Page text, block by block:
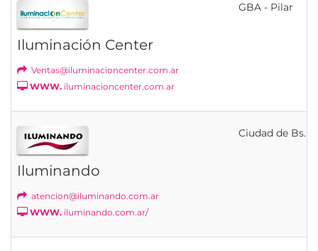
Iluminación Center
Ventas@iluminacioncenter.com.ar
WWW. iluminacioncenter.com.ar
GBA - Pilar
Iluminando
atencion@iluminando.com.ar
WWW. iluminando.com.ar/
Ciudad de Bs.